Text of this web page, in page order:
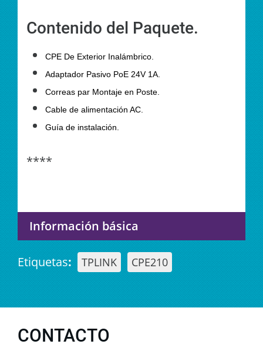
Contenido del Paquete.
CPE De Exterior Inalámbrico.
Adaptador Pasivo PoE 24V 1A.
Correas par Montaje en Poste.
Cable de alimentación AC.
Guía de instalación.
****
Información básica
Etiquetas: TPLINK CPE210
CONTACTO